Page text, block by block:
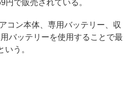
円で販売されている。
コン本体、専用バッテリー、収
バッテリーを使用することで最
う。